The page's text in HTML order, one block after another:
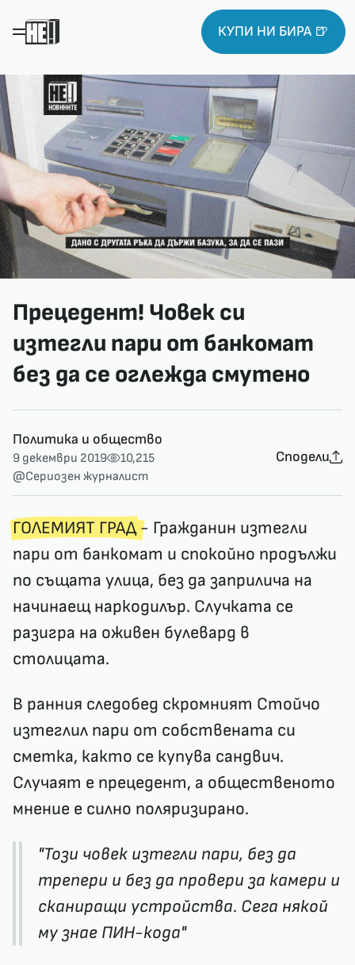
КУПИ НИ БИРА 🍺
Прецедент! Човек си
изтегли пари от банкомат
без да се оглежда смутено
Политика и общество
9 декември 2019
10,215
@Сериозен журналист
Сподели
ГОЛЕМИЯТ ГРАД- Гражданин изтегли
пари от банкомат и спокойно продължи
по същата улица, без да заприлича на
начинаещ наркодилър. Случката се
разигра на оживен булевард в
столицата.
В ранния следобед скромният Стойчо
изтеглил пари от собствената си
сметка, както се купува сандвич.
Случаят е прецедент, а общественото
мнение е силно поляризирано.
"Този човек изтегли пари, без да
трепери и без да провери за камери и
сканиращи устройства. Сега някой
му знае ПИН-кода"